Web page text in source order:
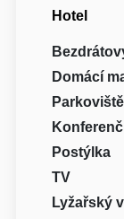
Hotel
Domácí
Parkoviště
Postýlka
TV
Lyžařský